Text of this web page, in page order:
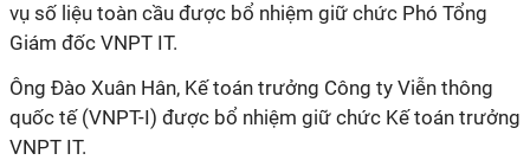
vụ số liệu toàn cầu được bổ nhiệm giữ chức Phó Tổng
Giám đốc VNPT IT.
Ông Đào Xuân Hân, Kế toán trưởng Công ty Viễn thông
quốc tế (VNPT-I) được bổ nhiệm giữ chức Kế toán trưởng
VNPT IT.